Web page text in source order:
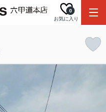
お気に入り
0